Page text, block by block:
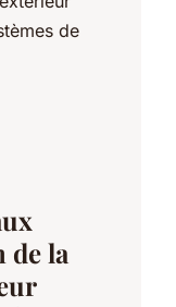
de la